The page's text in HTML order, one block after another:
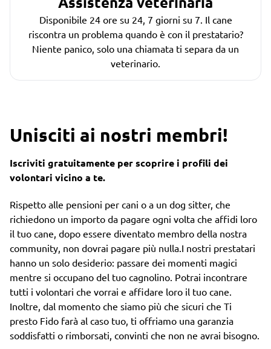
Disponibile 24 ore su 24, 7 giorni su 7. Il cane
riscontra un problema quando è con il prestatario?
Niente panico, solo una chiamata ti separa da un
veterinario.
Unisciti ai nostri membri!
Iscriviti gratuitamente per scoprire i profili dei
volontari vicino a te.
Rispetto alle pensioni per cani o a un dog sitter, che
richiedono un importo da pagare ogni volta che affidi loro
il tuo cane, dopo essere diventato membro della nostra
community, non dovrai pagare più nulla.I nostri prestatari
hanno un solo desiderio: passare dei momenti magici
mentre si occupano del tuo cagnolino. Potrai incontrare
tutti i volontari che vorrai e affidare loro il tuo cane.
Inoltre, dal momento che siamo più che sicuri che Ti
presto Fido farà al caso tuo, ti offriamo una garanzia
soddisfatti o rimborsati, convinti che non ne avrai bisogno.